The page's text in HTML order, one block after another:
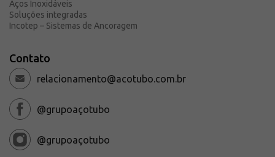
Aços Inoxidáveis
Soluções integradas
Incotep – Sistemas de Ancoragem
Contato
relacionamento@acotubo.com.br
@grupoaçotubo
@grupoaçotubo